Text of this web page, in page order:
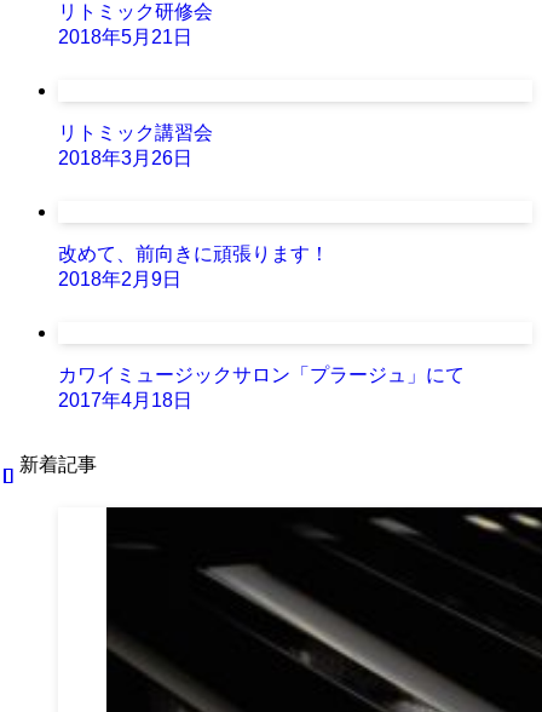
リトミック研修会
2018年5月21日
リトミック講習会
2018年3月26日
改めて、前向きに頑張ります！
2018年2月9日
カワイミュージックサロン「プラージュ」にて
2017年4月18日
新着記事